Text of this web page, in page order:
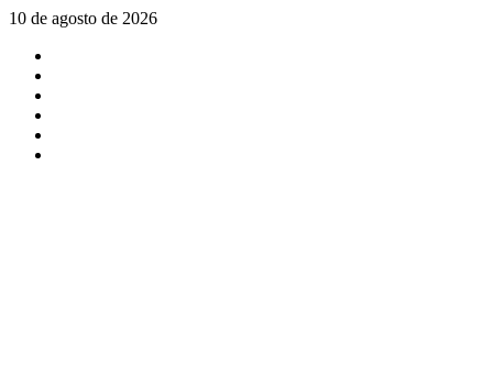
Saltar
contenido
10 de agosto de 2026